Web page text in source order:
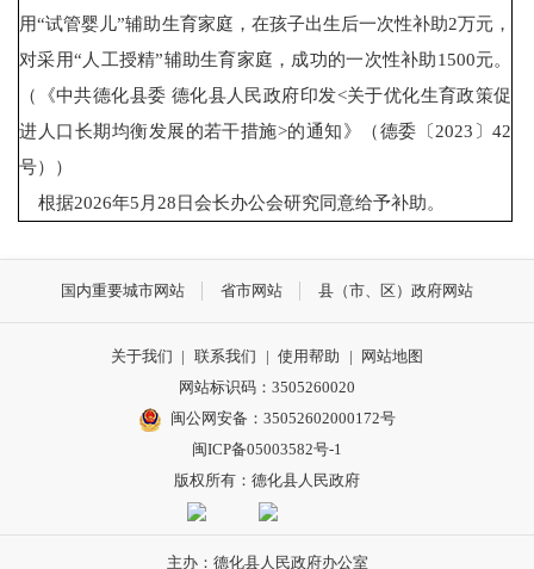
用“试管婴儿”辅助生育家庭，在孩子出生后一次性补助2万元，
对采用“人工授精”辅助生育家庭，成功的一次性补助1500元。
（《中共德化县委 德化县人民政府印发<关于优化生育政策促
进人口长期均衡发展的若干措施>的通知》（德委〔2023〕42
号））
根据2026年5月28日会长办公会研究同意给予补助。
国内重要城市网站 省市网站 县（市、区）政府网站
关于我们 | 联系我们 | 使用帮助 |
网站地图
网站标识码：3505260020
闽公网安备：35052602000172号
闽ICP备05003582号-1
版权所有：德化县人民政府
主办：德化县人民政府办公室